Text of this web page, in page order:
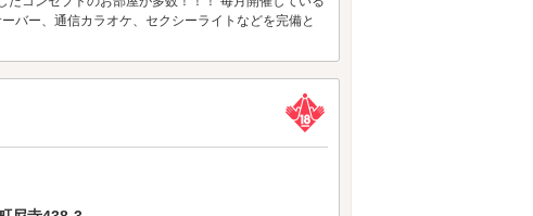
バー、通信カラオケ、セクシーライトなどを完備と